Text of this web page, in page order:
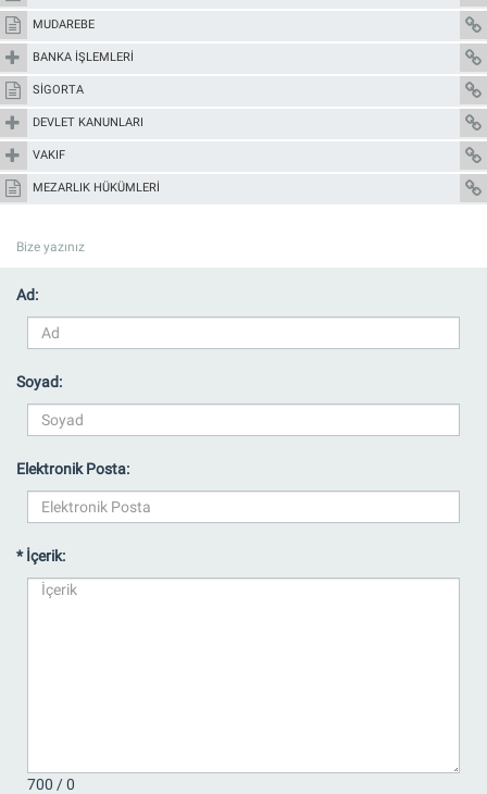
MUDAREBE
BANKA İŞLEMLERİ
SİGORTA
DEVLET KANUNLARI
VAKIF
MEZARLIK HÜKÜMLERİ
Bize yazınız
Ad:
Soyad:
Elektronik Posta:
* İçerik:
700 /0